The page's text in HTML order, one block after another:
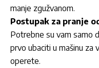
manje zgužvanom.
Postupak za pranje
Potrebne su vam samo
prvo ubaciti u mašinu za
operete.